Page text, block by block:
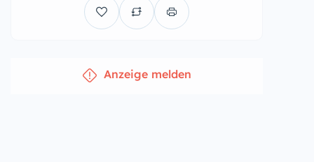
Anzeige melden